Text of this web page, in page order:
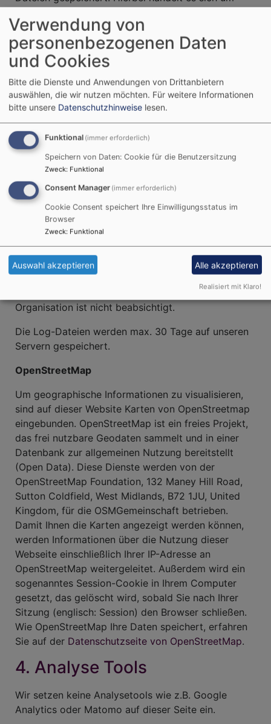
Browsertyp und -version
Betriebssystem
Referrer URL
Hostname des zugreifenden Rechners
Datum und Uhrzeit Ihres Zugriffs
Internet-Protokoll-Adresse (IP-Adresse)
Die Verarbeitung dieser personenbezogenen Daten
erfolgt grundsätzlich in anonymisierter Form aus
funktions- und sicherheitsrelevanten Gründen sowie
Person sind nicht möglich. Diese Datenverarbeitung
dient der Erfüllung unserer Aufgaben. Das heißt, sie
ist nach § 6 Ziffer 3 DSG-EKD zulässig. Wir führen
diese personenbezogenen Daten nicht mit anderen
Datenquellen zusammen. Eine Datenweitergabe an
Dritte findet nur statt, soweit dies zum Betrieb
unserer Website erforderlich ist. Eine Übermittlung
in ein Drittland oder an eine internationale
Organisation ist nicht beabsichtigt.
Die Log-Dateien werden max. 30 Tage auf unseren
Servern gespeichert.
OpenStreetMap
Um geographische Informationen zu visualisieren,
sind auf dieser Website Karten von OpenStreetmap
eingebunden. OpenStreetMap ist ein freies Projekt,
das frei nutzbare Geodaten sammelt und in einer
Datenbank zur allgemeinen Nutzung bereitstellt
(Open Data). Diese Dienste werden von der
OpenStreetMap Foundation, 132 Maney Hill Road,
Sutton Cold­field, West Midlands, B72 1JU, United
Kingdom, für die OSM­Gemeinschaft betrieben.
Damit Ihnen die Karten angezeigt werden können,
werden Informationen über die Nutzung dieser
Webseite einschließlich Ihrer IP-Adresse an
OpenStreetMap weitergeleitet. Außerdem wird ein
sogenanntes Session-Cookie in Ihrem Computer
gesetzt, das gelöscht wird, sobald Sie nach Ihrer
Sitzung (englisch: Session) den Browser schließen.
Wie OpenStreetMap Ihre Daten speichert, erfahren
Sie auf der Datenschutzseite von OpenStreetMap.
4. Analyse Tools
Wir setzen keine Analysetools wie z.B. Google
Analytics oder Matomo auf dieser Seite ein.
Verwendung von
personenbezogenen Daten
und Cookies
Bitte die Dienste und Anwendungen von Drittanbietern
auswählen, die wir nutzen möchten. Für weitere Informationen
bitte unsere Datenschutzhinweise lesen.
Funktional (immer erforderlich)
Speichern von Daten: Cookie für die Benutzersitzung
Zweck: Funktional
Consent Manager (immer erforderlich)
Cookie Consent speichert Ihre Einwilligungsstatus im
Browser
Zweck: Funktional
Auswahl akzeptieren Alle akzeptieren
Realisiert mit Klaro!